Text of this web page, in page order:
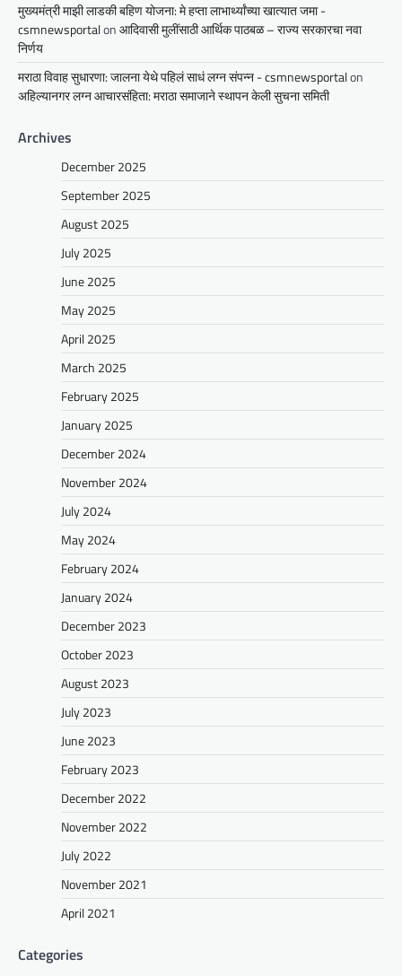
मुख्यमंत्री माझी लाडकी बहिण योजना: मे हप्ता लाभार्थ्यांच्या खात्यात जमा -
csmnewsportalonआदिवासी मुलींसाठी आर्थिक पाठबळ – राज्य सरकारचा नवा
निर्णय
मराठा विवाह सुधारणा: जालना येथे पहिलं साधं लग्न संपन्न - csmnewsportalon
अहिल्यानगर लग्न आचारसंहिता: मराठा समाजाने स्थापन केली सुचना समिती
Archives
December 2025
September 2025
August 2025
July 2025
June 2025
May 2025
April 2025
March 2025
February 2025
January 2025
December 2024
November 2024
July 2024
May 2024
February 2024
January 2024
December 2023
October 2023
August 2023
July 2023
June 2023
February 2023
December 2022
November 2022
July 2022
November 2021
April 2021
Categories